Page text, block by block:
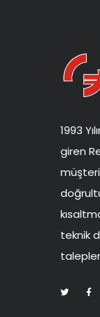
1993
giren
teknik